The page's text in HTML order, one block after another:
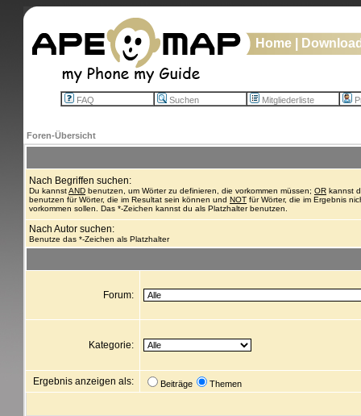
Home
FAQ Suchen Mitgliederliste
Foren-Übersicht
Nach Begriffen suchen:
Du kannstAND benutzen, um Wörter zu definieren, die vorkommen müssen; OR kannst
benutzen für Wörter, die im Resultat sein können und NOT für Wörter, die im Ergebnis
vorkommen sollen. Das *-Zeichen kannst du als Platzhalter benutzen.
Nach Autor suchen:
Benutze das *-Zeichen als Platzhalter
Forum:
Kategorie:
Ergebnis anzeigen als: Beiträge Themen